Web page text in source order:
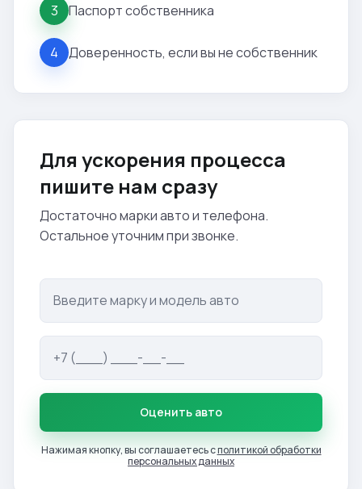
3 Паспорт собственника
4 Доверенность, если вы не собственник
Для ускорения процесса
пишите нам сразу
Достаточно марки авто и телефона.
Остальное уточним при звонке.
Оценить авто
Нажимая кнопку, вы соглашаетесь сполитикой обработки
персональных данных